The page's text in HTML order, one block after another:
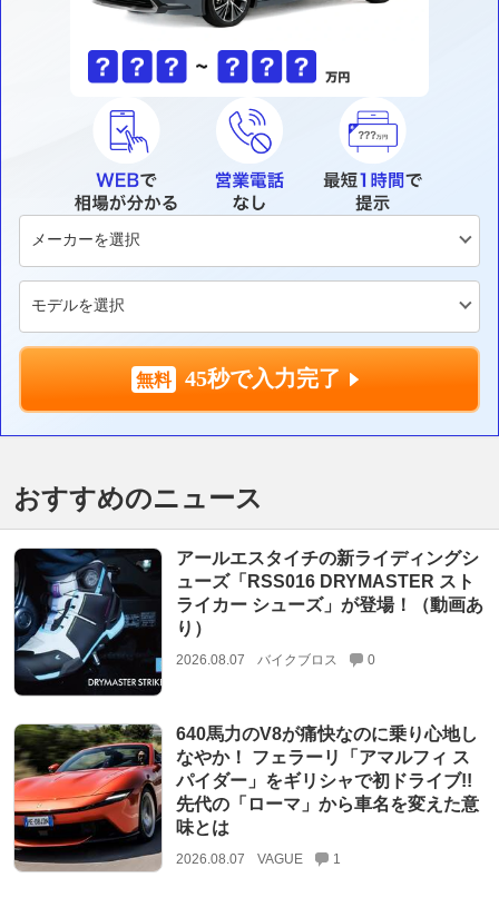
45秒で入力完了
おすすめのニュース
アールエスタイチの新ライディングシ
ューズ「RSS016 DRYMASTER スト
ライカー シューズ」が登場！（動画あ
り）
2026.08.07 バイクブロス 0
640馬力のV8が痛快なのに乗り心地し
なやか！ フェラーリ「アマルフィ ス
パイダー」をギリシャで初ドライブ!!
先代の「ローマ」から車名を変えた意
味とは
2026.08.07 VAGUE 1